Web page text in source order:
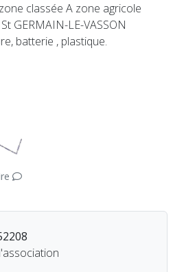
classée A zone agricole
GERMAIN-LE-VASSON
batterie , plastique.